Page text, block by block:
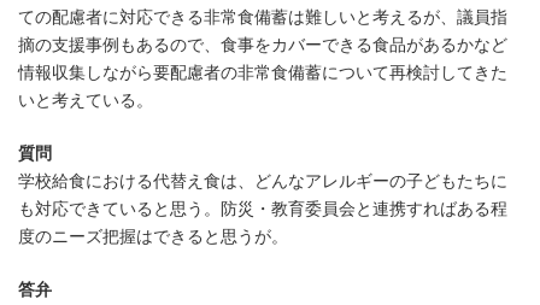
ての配慮者に対応できる非常食備蓄は難しいと考えるが、議員指
摘の支援事例もあるので、食事をカバーできる食品があるかなど
情報収集しながら要配慮者の非常食備蓄について再検討してきた
いと考えている。
質問
学校給食における代替え食は、どんなアレルギーの子どもたちに
も対応できていると思う。防災・教育委員会と連携すればある程
度のニーズ把握はできると思うが。
答弁